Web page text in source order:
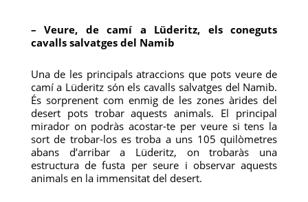
– Veure, de camí a Lüderitz, els coneguts
cavalls salvatges del Namib
Una de les principals atraccions que pots veure de
camí a Lüderitz són els cavalls salvatges del Namib.
És sorprenent com enmig de les zones àrides del
desert pots trobar aquests animals. El principal
mirador on podràs acostar-te per veure si tens la
sort de trobar-los es troba a uns 105 quilòmetres
abans d’arribar a Lüderitz, on trobaràs una
estructura de fusta per seure i observar aquests
animals en la immensitat del desert.